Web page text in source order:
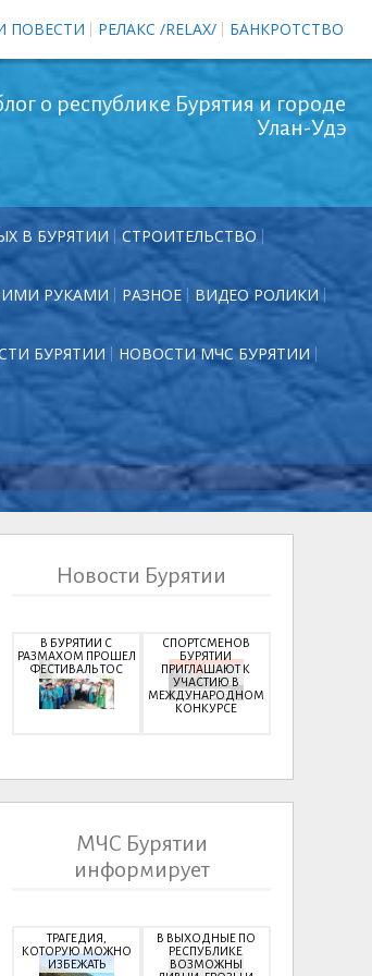
ПОВЕСТИ РЕЛАКС /RELAX/ БАНКРОТСТВО
о республике Бурятия и городе
Улан-Удэ
В БУРЯТИИ СТРОИТЕЛЬСТВО
РУКАМИ РАЗНОЕ ВИДЕО РОЛИКИ
БУРЯТИИ НОВОСТИ МЧС БУРЯТИИ
Новости Бурятии
В БУРЯТИИ С
РАЗМАХОМ ПРОШЕЛ
ФЕСТИВАЛЬ ТОС
СПОРТСМЕНОВ
БУРЯТИИ
ПРИГЛАШАЮТ К
УЧАСТИЮ В
МЕЖДУНАРОДНОМ
КОНКУРСЕ
МЧС Бурятии
информирует
ТРАГЕДИЯ,
КОТОРУЮ МОЖНО
ИЗБЕЖАТЬ
В ВЫХОДНЫЕ ПО
РЕСПУБЛИКЕ
ВОЗМОЖНЫ